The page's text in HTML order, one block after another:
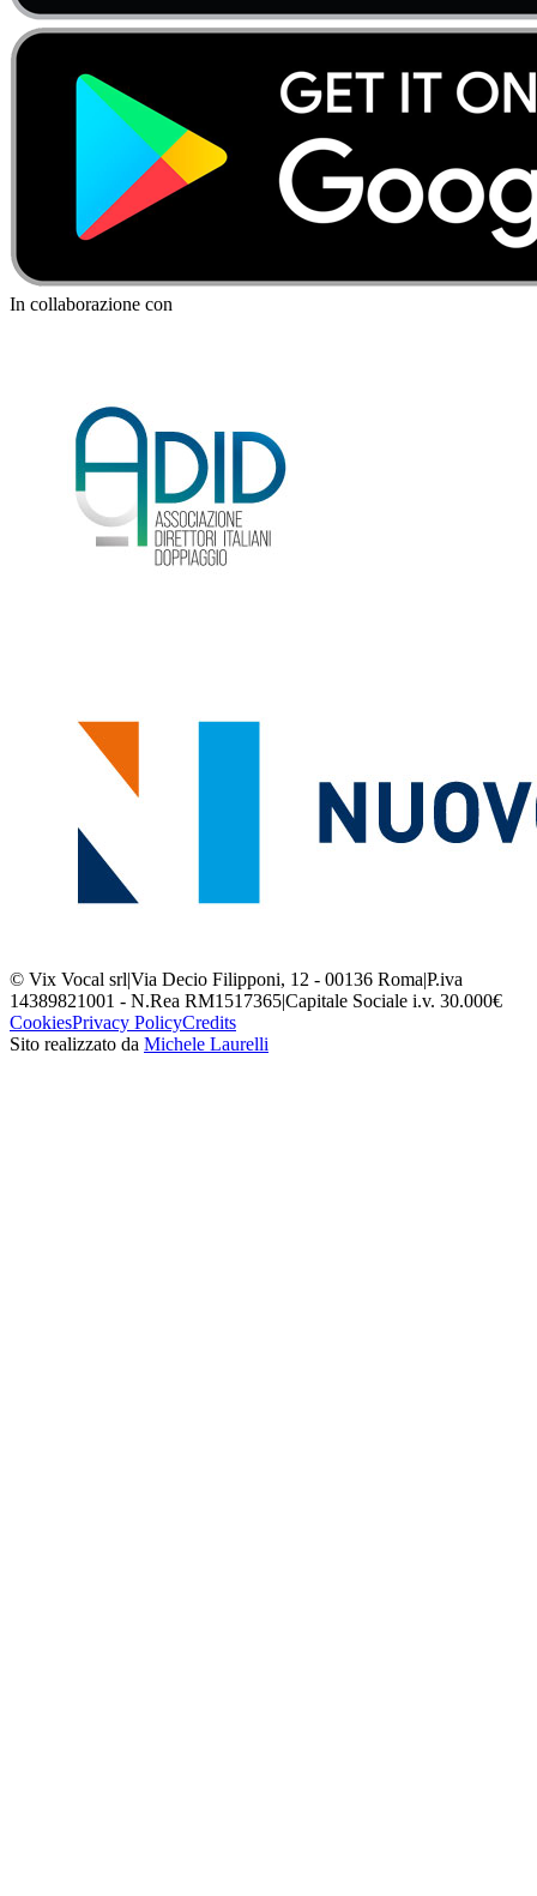
In collaborazione con
© Vix Vocal srl|Via Decio Filipponi, 12 - 00136 Roma|P.iva
14389821001 - N.Rea RM1517365|Capitale Sociale i.v. 30.000€
CookiesPrivacy PolicyCredits
Sito realizzato da Michele Laurelli